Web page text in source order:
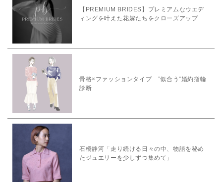
【PREMIUM BRIDES】プレミアムなウエデ
ィングを叶えた花嫁たちをクローズアップ
骨格×ファッションタイプ ”似合う”婚約指輪
診断
石橋静河「走り続ける日々の中、物語を秘め
たジュエリーを少しずつ集めて」